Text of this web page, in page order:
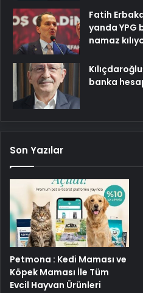
Fatih
yanda YPG
namaz
banka
Son Yazılar
Petmona : Kedi Maması ve
Köpek Maması İle Tüm
Evcil Hayvan Ürünleri